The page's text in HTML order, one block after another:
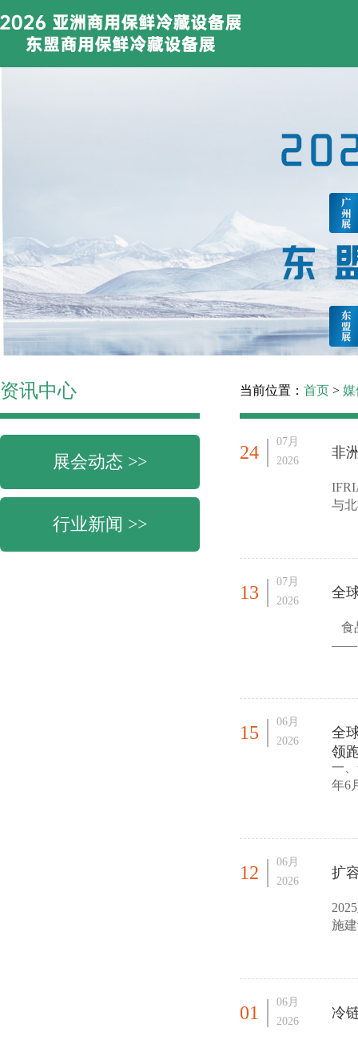
资讯中心
展会动态 >>
行业新闻 >>
当前位置： 首页 > 媒
24
07月
2026
非
与
13
07月
2026
全
食
——
15
06月
2026
全
领
一
年6
12
06月
2026
扩
施
01
06月
2026
冷